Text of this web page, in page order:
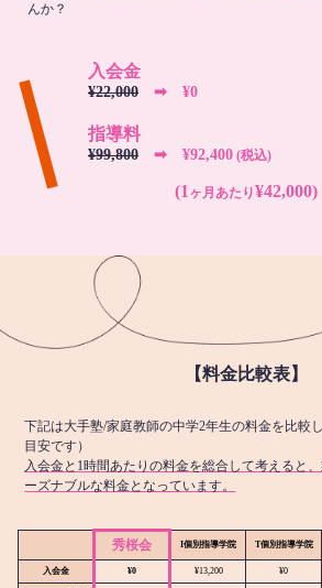
んか？
入会金
¥22,000 ➡︎ ¥0
指導料
¥99,800 ➡︎ ¥92,400 (税込)
(1 ヶ月あたり¥42,000)
【料金比較表】
下記は大手塾/家庭教師の中学2年生の料金を比較
目安です）
入会金と1時間あたりの料金を総合して考えると
ーズナブルな料金となっています。
秀桜会 I個別指導学院 T個別指導学院
入会金 ¥0 ¥13,200 ¥0